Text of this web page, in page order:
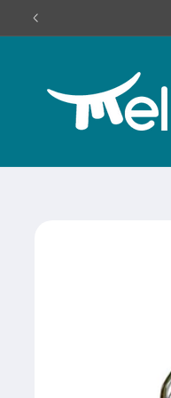
zum
Inhalt